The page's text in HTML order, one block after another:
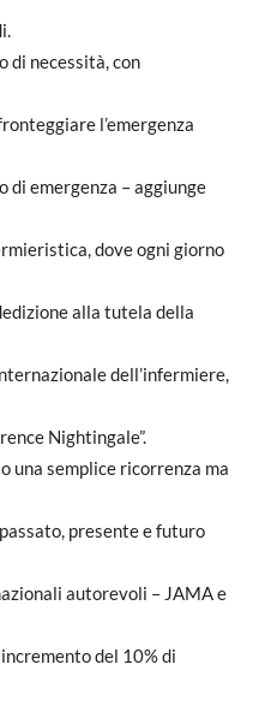
di necessità, con
l’emergenza
di emergenza – aggiunge
dove ogni giorno
alla tutela della
dell’infermiere,
Nightingale”.
una semplice ricorrenza ma
presente e futuro
autorevoli – JAMA e
del 10% di